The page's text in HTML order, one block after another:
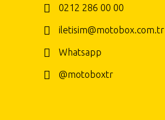
0212 286 00 00
iletisim@motobox.com.tr
Whatsapp
@motoboxtr